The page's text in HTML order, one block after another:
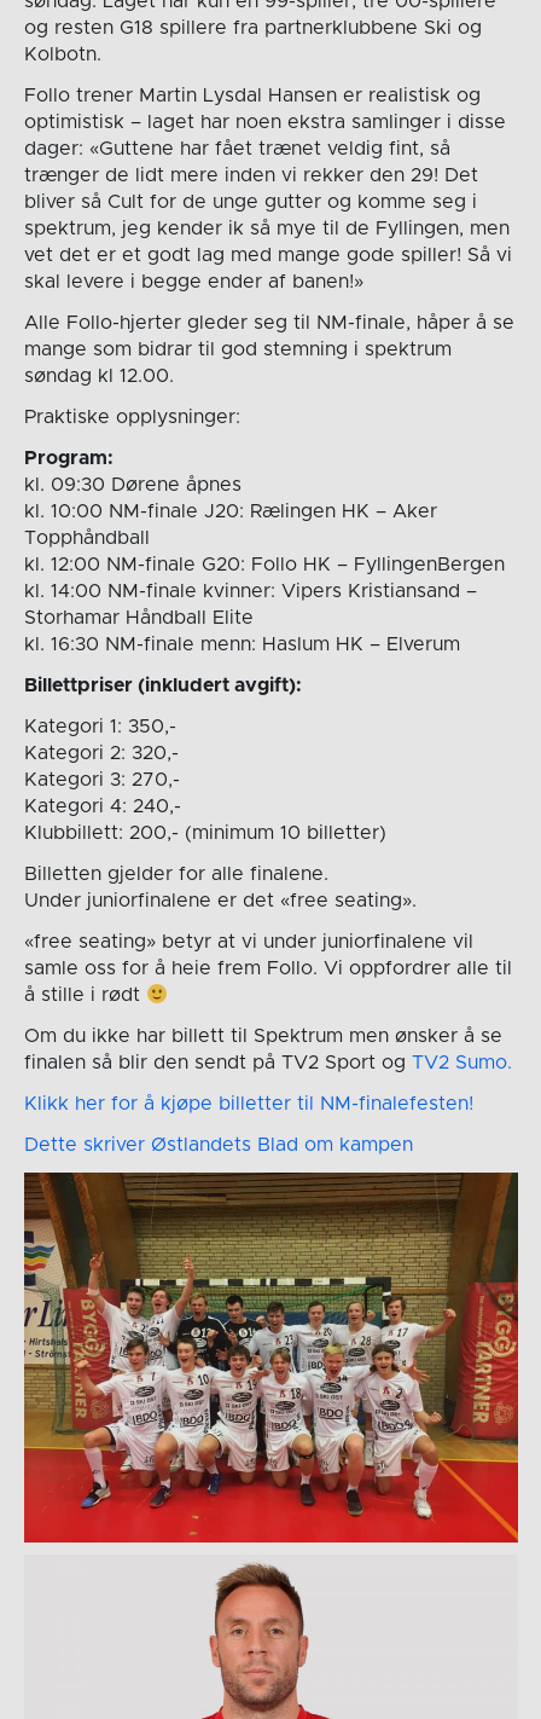
og resten G18 spillere fra partnerklubbene Ski og
Kolbotn.
Follo trener Martin Lysdal Hansen er realistisk og
optimistisk – laget har noen ekstra samlinger i disse
dager: «Guttene har fået trænet veldig fint, så
trænger de lidt mere inden vi rekker den 29! Det
bliver så Cult for de unge gutter og komme seg i
spektrum, jeg kender ik så mye til de Fyllingen, men
vet det er et godt lag med mange gode spiller! Så vi
skal levere i begge ender af banen!»
Alle Follo-hjerter gleder seg til NM-finale, håper å se
mange som bidrar til god stemning i spektrum
søndag kl 12.00.
Praktiske opplysninger:
Program:
kl. 09:30 Dørene åpnes
kl. 10:00 NM-finale J20: Rælingen HK – Aker
Topphåndball
kl. 12:00 NM-finale G20: Follo HK – FyllingenBergen
kl. 14:00 NM-finale kvinner: Vipers Kristiansand –
Storhamar Håndball Elite
kl. 16:30 NM-finale menn: Haslum HK – Elverum
Billettpriser (inkludert avgift):
Kategori 1: 350,-
Kategori 2: 320,-
Kategori 3: 270,-
Kategori 4: 240,-
Klubbillett: 200,- (minimum 10 billetter)
Billetten gjelder for alle finalene.
Under juniorfinalene er det «free seating».
«free seating» betyr at vi under juniorfinalene vil
samle oss for å heie frem Follo. Vi oppfordrer alle til
å stille i rødt
Om du ikke har billett til Spektrum men ønsker å se
finalen så blir den sendt på TV2 Sport og TV2 Sumo.
Klikk her for å kjøpe billetter til NM-finalefesten!
Dette skriver Østlandets Blad om kampen